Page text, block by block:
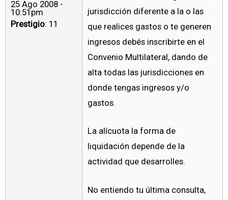
25 Ago 2008 -
10:51pm
Prestigio: 11
jurisdicción diferente a la o las
que realices gastos o te generen
ingresos debés inscribirte en el
Convenio Multilateral, dando de
alta todas las jurisdicciones en
donde tengas ingresos y/o
gastos.
La alícuota la forma de
liquidación depende de la
actividad que desarrolles.
No entiendo tu última consulta,